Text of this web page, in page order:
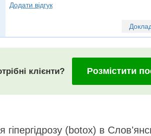
Додати відгук
клієнти? Розмістити
гіпергідрозу (botox) в